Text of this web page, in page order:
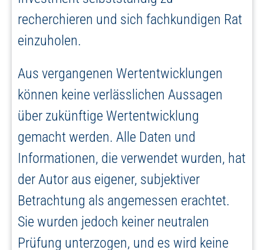
recherchieren und sich fachkundigen Rat
einzuholen.
Aus vergangenen Wertentwicklungen
können keine verlässlichen Aussagen
über zukünftige Wertentwicklung
gemacht werden. Alle Daten und
Informationen, die verwendet wurden, hat
der Autor aus eigener, subjektiver
Betrachtung als angemessen erachtet.
Sie wurden jedoch keiner neutralen
Prüfung unterzogen, und es wird keine